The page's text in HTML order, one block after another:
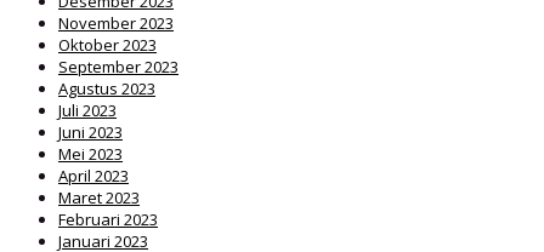
November 2023
Oktober 2023
September 2023
Agustus 2023
Juli 2023
Juni 2023
Mei 2023
April 2023
Maret 2023
Februari 2023
Januari 2023